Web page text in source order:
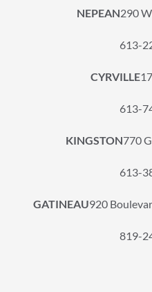
NEPEAN290
613-
CYRVILLE
613-
KINGSTON770
613-
GATINEAU920
819-